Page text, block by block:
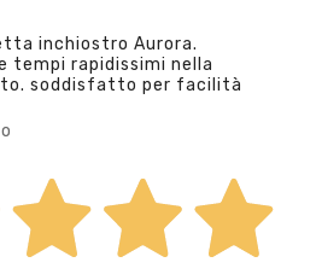
inchiostro Aurora.
tempi rapidissimi nella
soddisfatto per facilità